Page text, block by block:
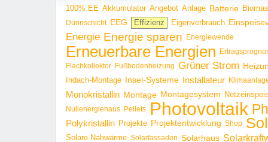
100% EE Akkumulator Angebot Anlage Batterie
Dünnschicht EEG Effizienz Eigenverbrauch
Energie Energie sparen Energiewende
Erneuerbare Energien
Flachkollektor Fußbodenheizung Grüner Strom
Indach-Montage Insel-Systeme Installateur
Monokristallin Montage Montagesystem
Nullenergiehaus Pellets Photovoltaik
Polykristallin Projekte Projektentwicklung Shop
Solare Nahwärme Solarfassaden Solarhaus